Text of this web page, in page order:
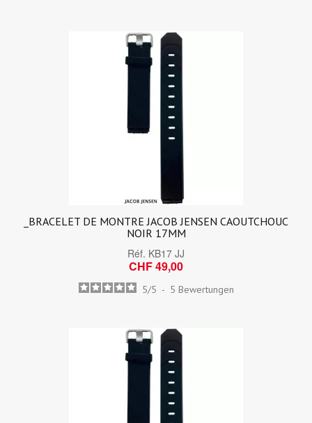
_BRACELET DE MONTRE JACOB JENSEN CAOUTCHOUC
NOIR 17MM
Réf. KB17 JJ
CHF 49,00
5/5 - 5 Bewertungen